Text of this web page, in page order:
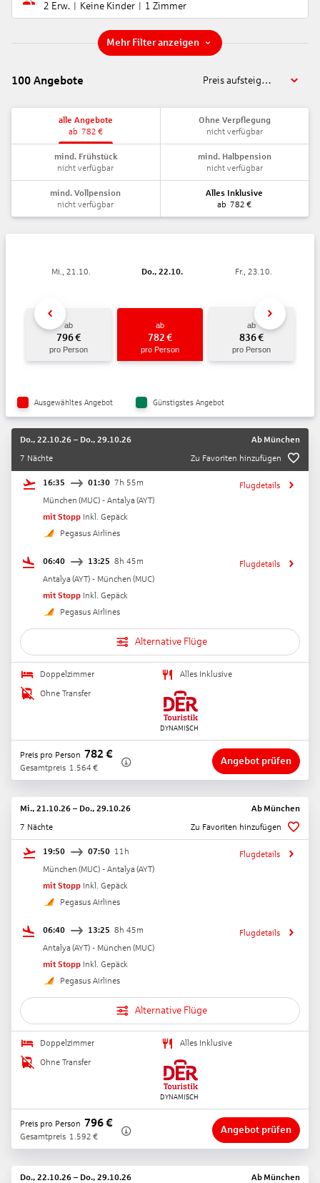
2 Erw. Keine Kinder 1 Zimmer
Mehr Filter anzeigen
100 Angebote Preis aufsteigend
alle Angebote
ab 782 €
Ohne Verpflegung
nicht verfügbar
mind. Frühstück
nicht verfügbar
mind. Halbpension
nicht verfügbar
mind. Vollpension
nicht verfügbar
Alles Inklusive
ab 782 €
Mi., 21.10.
ab
796€
pro Person
Do., 22.10.
ab
782 €
pro Person
Fr., 23.10.
ab
836€
pro Person
Ausgewähltes Angebot Günstigstes Angebot
Do., 22.10.26 – Do., 29.10.26 Ab München
7 Nächte
Zu Favoriten hinzufügen
16:35 01:30 7h 55m
München (MUC) - Antalya (AYT)
mit Stopp Inkl. Gepäck
Pegasus Airlines
Flugdetails
06:40 13:25 8h 45m
Antalya (AYT) - München (MUC)
mit Stopp Inkl. Gepäck
Pegasus Airlines
Flugdetails
Alternative Flüge
Doppelzimmer
Alles Inklusive
Ohne Transfer
Preis pro Person 782 €
Gesamtpreis 1.564 €
Angebot prüfen
Mi., 21.10.26 – Do., 29.10.26 Ab München
7 Nächte
Zu Favoriten hinzufügen
19:50 07:50 11h
München (MUC) - Antalya (AYT)
mit Stopp Inkl. Gepäck
Pegasus Airlines
Flugdetails
06:40 13:25 8h 45m
Antalya (AYT) - München (MUC)
mit Stopp Inkl. Gepäck
Pegasus Airlines
Flugdetails
Alternative Flüge
Doppelzimmer
Alles Inklusive
Ohne Transfer
Preis pro Person 796€
Gesamtpreis 1.592 €
Angebot prüfen
Do., 22.10.26 – Do., 29.10.26 Ab München